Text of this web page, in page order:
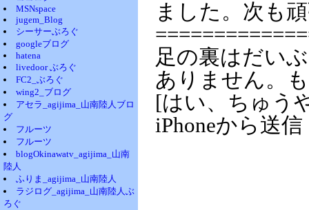
MSNspace
jugem_Blog
シーサーぶろぐ
googleブログ
hatena
livedoor ぶろぐ
FC2_ぶろぐ
wing2_ブログ
アセラ_agijima_山南陸人ブロ
グ
フルーツ
フルーツ
blogOkinawatv_agijima_山南
陸人
ふりま_agijima_山南陸人
ラジログ_agijima_山南陸人ぶ
ろぐ
ました。次も
足の裏はだい
ありません。
[はい、ちゅう
iPhoneから送信